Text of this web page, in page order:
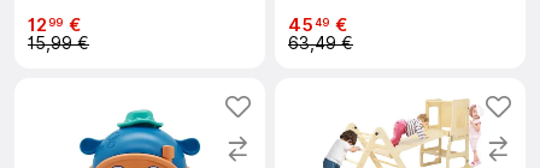
1299 €
15,99 €
4549 €
63,49 €